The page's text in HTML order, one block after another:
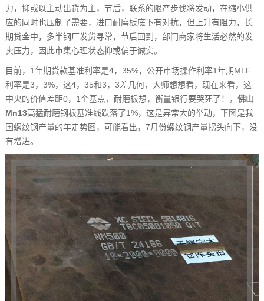
力，抑或以主动出货为主，节后，联系的限产步伐将发动，在缩小供
应的同时也压制了需要，进口耐磨板底下有对抗，但上升有阻力，长
期贷金中，多半钢厂发货寻常，节后回到，部门商家将生活必然的发
卖压力，因此市集心理状态抑或偏于诚实。
目前，1年期贷款基准利率是4，35%，公开市场操作利率1年期MLF
利率是3，3%，这4，35和3，3差几何，大师想想看，现在来看，这
中央的价值差距0，1个基点，耐磨板想，衡量银行要哭死了！，佛山
Mn13高猛耐磨钢板基准线跌落了1%，这是异常大的举动，下图是我
国螺纹钢产量的年走势图，可能看出，7月份螺纹钢产量拐头向下，没
有增进。